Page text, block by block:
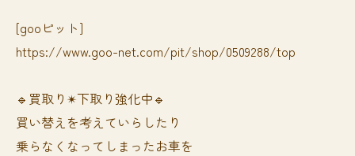
[gooピット]
https://www.goo-net.com/pit/shop/0509288/top
🔹買取り✴︎下取り強化中🔹
買い替えを考えていらしたり
乗らなくなってしまったお車を